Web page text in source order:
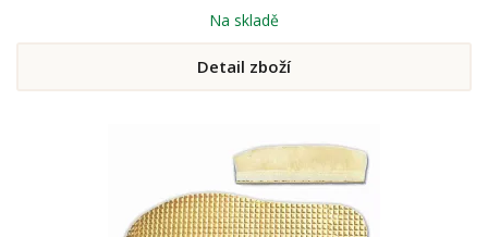
Na skladě
Detail zboží